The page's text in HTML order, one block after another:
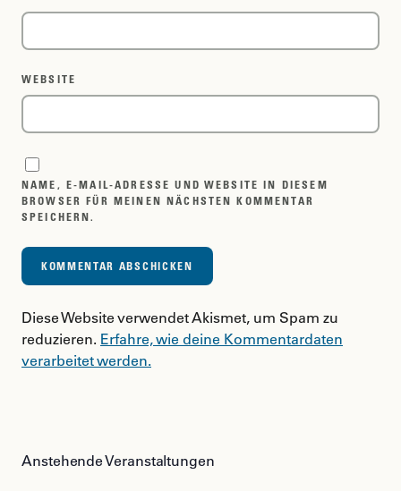
WEBSITE
NAME, E-MAIL-ADRESSE UND WEBSITE IN DIESEM
BROWSER FÜR MEINEN NÄCHSTEN KOMMENTAR
SPEICHERN.
Diese Website verwendet Akismet, um Spam zu
reduzieren. Erfahre, wie deine Kommentardaten
verarbeitet werden.
Anstehende Veranstaltungen